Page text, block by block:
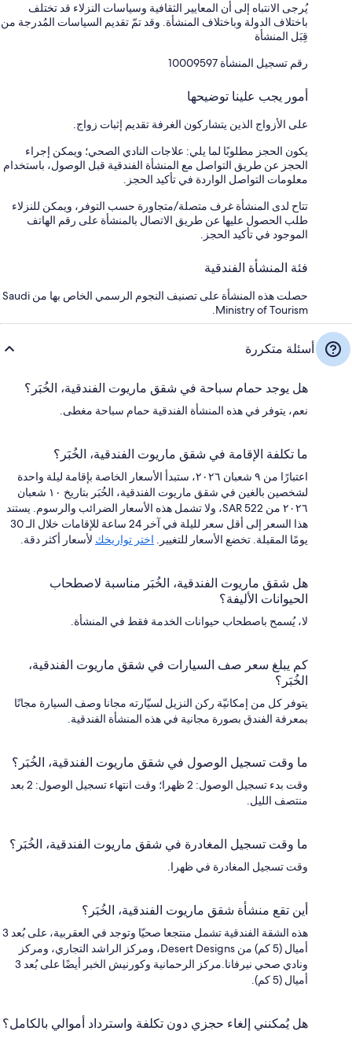
يُرجى الانتباه إلى أن المعايير الثقافية وسياسات النزلاء قد تختلف
باختلاف الدولة وباختلاف المنشأة. وقد تمّ تقديم السياسات المُدرجة من
قِبَل المنشأة
رقم تسجيل المنشأة ⁦10009597⁩
أمور يجب علينا توضيحها
على الأزواج الذين يتشاركون الغرفة تقديم إثبات زواج.
يكون الحجز مطلوبًا لما يلي: علاجات النادي الصحي؛ ويمكن إجراء
الحجز عن طريق التواصل مع المنشأة الفندقية قبل الوصول، باستخدام
معلومات التواصل الواردة في تأكيد الحجز.
تتاح لدى المنشأة غرف متصلة/متجاورة حسب التوفر، ويمكن للنزلاء
طلب الحصول عليها عن طريق الاتصال بالمنشأة على رقم الهاتف
الموجود في تأكيد الحجز.
فئة المنشأة الفندقية
حصلت هذه المنشأة على تصنيف النجوم الرسمي الخاص بها من Saudi
Ministry of Tourism.
أسئلة متكررة
هل يوجد حمام سباحة في شقق ماريوت الفندقية، الخُبَر؟
نعم، يتوفر في هذه المنشأة الفندقية حمام سباحة مغطى.
ما تكلفة الإقامة في شقق ماريوت الفندقية، الخُبَر؟
اعتبارًا من ٩ شعبان ٢٠٢٦، ستبدأ الأسعار الخاصة بإقامة ليلة واحدة
لشخصين بالغين في شقق ماريوت الفندقية، الخُبَر بتاريخ ١٠ شعبان
٢٠٢٦ من SAR 522، ولا تشمل هذه الأسعار الضرائب والرسوم. يستند
هذا السعر إلى أقل سعر لليلة في آخر 24 ساعة للإقامات خلال الـ 30
يومًا المقبلة. تخضع الأسعار للتغيير. اختر تواريخك لأسعار أكثر دقة.
هل شقق ماريوت الفندقية، الخُبَر مناسبة لاصطحاب
الحيوانات الأليفة؟
لا، يُسمح باصطحاب حيوانات الخدمة فقط في المنشأة.
كم يبلغ سعر صف السيارات في شقق ماريوت الفندقية،
الخُبَر؟
يتوفر كل من إمكانيّة ركن النزيل لسيّارته مجانا وصف السيارة مجانًا
بمعرفة الفندق بصورة مجانية في هذه المنشأة الفندقية.
ما وقت تسجيل الوصول في شقق ماريوت الفندقية، الخُبَر؟
وقت بدء تسجيل الوصول: 2 ظهرا؛ وقت انتهاء تسجيل الوصول: 2 بعد
منتصف الليل.
ما وقت تسجيل المغادرة في شقق ماريوت الفندقية، الخُبَر؟
وقت تسجيل المغادرة في ظهرا.
أين تقع منشأة شقق ماريوت الفندقية، الخُبَر؟
هذه الشقة الفندقية تشمل منتجعا صحيّا وتوجد في العقربية، على بُعد 3
أميال (5 كم) من Desert Designs، ومركز الراشد التجاري، ومركز
ونادي صحي نيرفانا.مركز الرحمانية وكورنيش الخبر أيضًا على بُعد 3
أميال (5 كم).
هل يُمكنني إلغاء حجزي دون تكلفة واسترداد أموالي بالكامل؟